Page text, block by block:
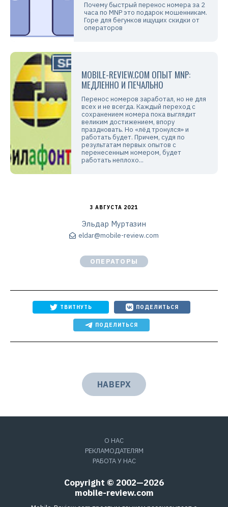
Почему быстрый перенос номера за 2
часа по MNP это подарок мошенникам.
Горе для бегунков ищущих скидки от
операторов
MOBILE-REVIEW.COM ОПЫТ MNP:
МЕДЛЕННО И ПЕЧАЛЬНО
Перенос номеров заработал, но не для
всех и не всегда. Каждый переход с
сохранением номера пока выглядит
великим достижением, впору
праздновать. Но «лёд тронулся» и
работать будет. Причем, судя по
результатам первых опытов с
перенесенным номером, будет
работать неплохо...
3 АВГУСТА 2021
Эльдар Муртазин
eldar@mobile-review.com
ОПЕРАТОРЫ
ТВИТНУТЬ ПОДЕЛИТЬСЯ
ПОДЕЛИТЬСЯ
НАВЕРХ
О НАС
РЕКЛАМОДАТЕЛЯМ
РАБОТА У НАС
Copyright © 2002—2026
mobile-review.com